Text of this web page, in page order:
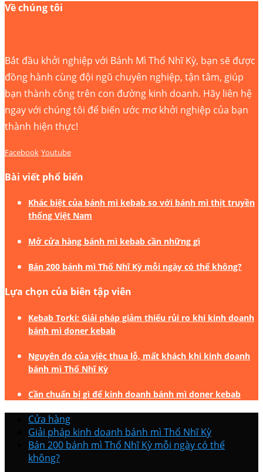
Về chúng tôi
Bắt đầu khởi nghiệp với Bánh Mì Thổ Nhĩ Kỳ, bạn sẽ được
đồng hành cùng đội ngũ chuyên nghiệp, tận tâm, giúp
bạn thành công trên con đường kinh doanh. Hãy liên hệ
ngay với chúng tôi để biến ước mơ khởi nghiệp của bạn
thành hiện thực!
Facebook Youtube
Bài viết phổ biến
Khác biệt của bánh mì kebab so với bánh mì thịt truyền
thống Việt Nam
Mở cửa hàng bánh mì kebab cần những gì
Bán 200 bánh mì Thổ Nhĩ Kỳ mỗi ngày có thể không?
Lựa chọn của biên tập viên
Kebab Torki: Giải pháp giảm thiểu rủi ro khi kinh doanh
bánh mì doner kebab
Nguyên do của việc thua lỗ, mất khách khi kinh doanh
bánh mì Thổ Nhĩ Kỳ
Cần chuẩn bị gì để kinh doanh bánh mì doner kebab
Cửa hàng
Giải pháp kinh doanh bánh mì Thổ Nhĩ Kỳ
Bán 200 bánh mì Thổ Nhĩ Kỳ mỗi ngày có thể
không?